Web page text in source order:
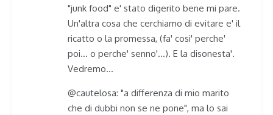
"junk food" e' stato digerito bene mi pare.
Un'altra cosa che cerchiamo di evitare e' il
ricatto o la promessa, (fa' cosi' perche'
poi… o perche' senno'…). E la disonesta'.
Vedremo…
@cautelosa: "a differenza di mio marito
che di dubbi non se ne pone", ma lo sai